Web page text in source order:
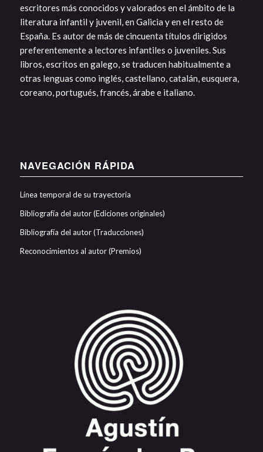
escritores más conocidos y valorados en el ámbito de la
literatura infantil y juvenil, en Galicia y en el resto de
España. Es autor de más de cincuenta títulos dirigidos
preferentemente a lectores infantiles o juveniles. Sus
libros, escritos en galego, se traducen habitualmente a
otras lenguas como inglés, castellano, catalán, eusquera,
coreano, portugués, francés, árabe e italiano.
NAVEGACIÓN RÁPIDA
Línea temporal de su trayectoria
Bibliografía del autor (Ediciones originales)
Bibliografía del autor (Traducciones)
Reconocimientos al autor (Premios)